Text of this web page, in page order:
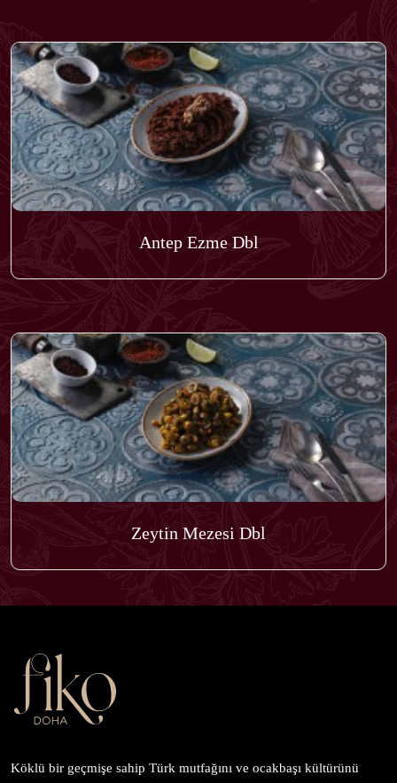
Antep Ezme Dbl
Zeytin Mezesi Dbl
Köklü bir geçmişe sahip Türk mutfağını ve ocakbaşı kültürünü